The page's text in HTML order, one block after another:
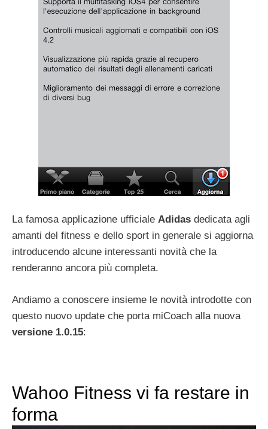
La famosa applicazione ufficiale Adidas dedicata agli
amanti del fitness e dello sport in generale si aggiorna
introducendo alcune interessanti novità che la
renderanno ancora più completa.
Andiamo a conoscere insieme le novità introdotte con
questo nuovo update che porta miCoach alla nuova
versione 1.0.15:
Wahoo Fitness vi fa restare in
forma